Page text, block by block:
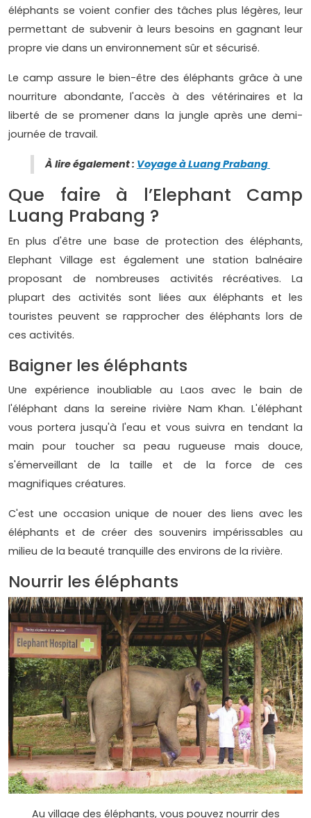
éléphants se voient confier des tâches plus légères, leur
permettant de subvenir à leurs besoins en gagnant leur
propre vie dans un environnement sûr et sécurisé.
Le camp assure le bien-être des éléphants grâce à une
nourriture abondante, l'accès à des vétérinaires et la
liberté de se promener dans la jungle après une demi-
journée de travail.
À lire également : Voyage à Luang Prabang
Que faire à l’Elephant Camp
Luang Prabang ?
En plus d'être une base de protection des éléphants,
Elephant Village est également une station balnéaire
proposant de nombreuses activités récréatives. La
plupart des activités sont liées aux éléphants et les
touristes peuvent se rapprocher des éléphants lors de
ces activités.
Baigner les éléphants
Une expérience inoubliable au Laos avec le bain de
l'éléphant dans la sereine rivière Nam Khan. L'éléphant
vous portera jusqu'à l'eau et vous suivra en tendant la
main pour toucher sa peau rugueuse mais douce,
s'émerveillant de la taille et de la force de ces
magnifiques créatures.
C'est une occasion unique de nouer des liens avec les
éléphants et de créer des souvenirs impérissables au
milieu de la beauté tranquille des environs de la rivière.
Nourrir les éléphants
Au village des éléphants, vous pouvez nourrir des